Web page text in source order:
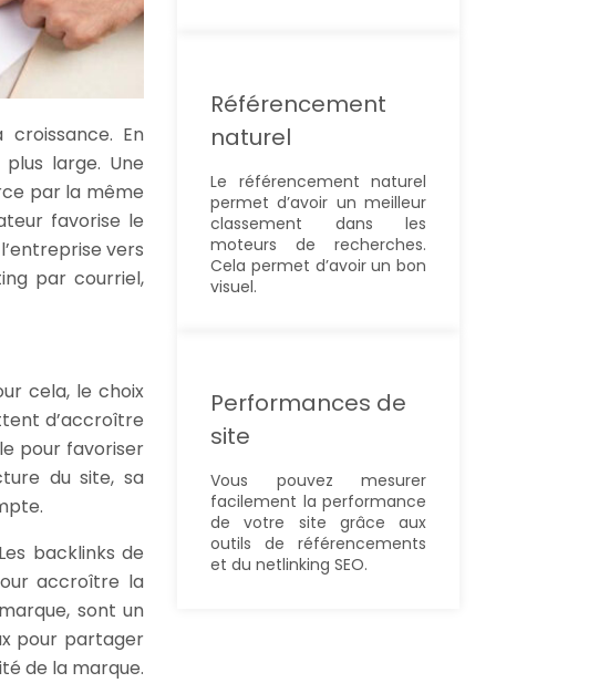
En
large. Une
par la même
favorise le
vers
par courriel,
cela, le choix
d’accroître
pour favoriser
du site, sa
backlinks de
accroître la
sont un
pour partager
de la marque.
Référencement
naturel
Le référencement naturel
permet d’avoir un meilleur
classement dans les
moteurs de recherches.
Cela permet d’avoir un bon
visuel.
Performances de
site
Vous pouvez mesurer
facilement la performance
de votre site grâce aux
outils de référencements
et du netlinking SEO.